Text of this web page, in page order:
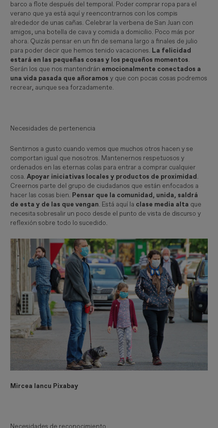
barco a flote después del temporal. Poder comprar ropa para el
verano que ya está aquí y reencontrarnos con los compis
alrededor de unas cañas. Celebrar la verbena de San Juan con
amigos, una botella de cava y comida a domicilio. Poco más por
ahora. Quizás pensar en un fin de semana largo a finales de julio
para poder decir que hemos tenido vacaciones. La felicidad
estará en las pequeñas cosas y los pequeños momentos.
Serán los que nos mantendrán emocionalmente conectados a
una vida pasada que añoramos y que con pocas cosas podremos
recrear, aunque sea forzadamente.
Necesidades de pertenencia
Sentirnos a gusto cuando vemos que muchos otros hacen y se
comportan igual que nosotros. Mantenernos respetuosos y
ordenados en las eternas colas para entrar a comprar cualquier
cosa.Apoyar iniciativas locales y productos de proximidad.
Creernos parte del grupo de ciudadanos que están enfocados a
hacer las cosas bien. Pensar que la comunidad, unida, saldrá
de esta y de las que vengan. Está aquí la clase media alta que
necesita sobresalir un poco desde el punto de vista de discurso y
reflexión sobre todo lo sucedido.
Mircea Iancu Pixabay